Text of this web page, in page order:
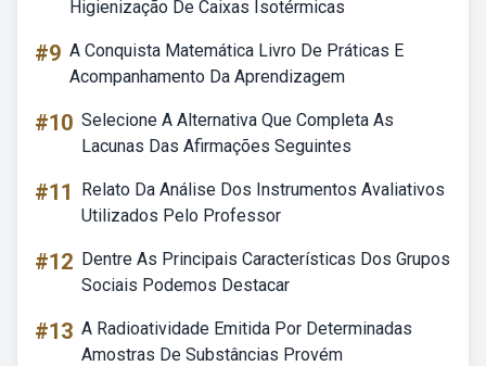
Higienização De Caixas Isotérmicas
#9 A Conquista Matemática Livro De Práticas E
Acompanhamento Da Aprendizagem
#10 Selecione A Alternativa Que Completa As
Lacunas Das Afirmações Seguintes
#11
Relato Da Análise Dos Instrumentos Avaliativos
Utilizados Pelo Professor
#12 Dentre As Principais Características Dos Grupos
Sociais Podemos Destacar
#13 A Radioatividade Emitida Por Determinadas
Amostras De Substâncias Provém